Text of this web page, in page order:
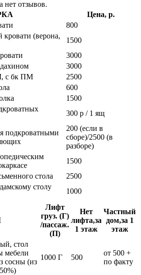
нет отзывов.
Цена, р.
800
кровати (верона,
1500
3000
3000
с бк ПМ
2500
600
1500
300 р / 1 ящ
подкроватными
200 (если в
сборе)/2500 (в
разборе)
1500
стола
2500
столу
1000
Лифт
груз. (Г)
/пассаж.
(П)
Нет
лифта,за
1 этаж
Частный
дом,за 1
этаж
стол
мебели
сосны (из
1000 Г 500
от 500 +
по факту